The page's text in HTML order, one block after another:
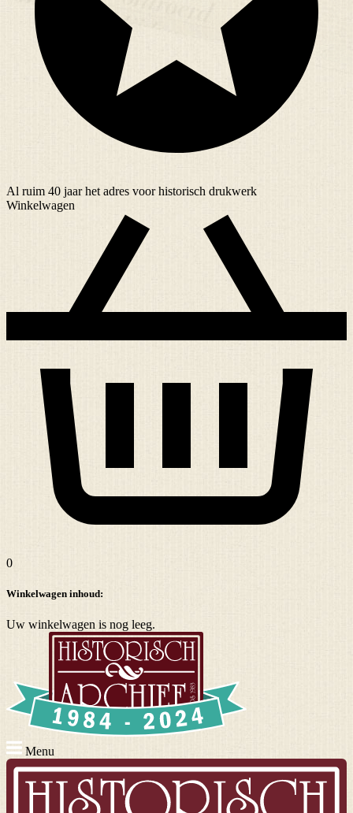
Al ruim 40 jaarhet adres voor historisch drukwerk
Winkelwagen
0
Winkelwagen inhoud:
Uw winkelwagen is nog leeg.
Menu